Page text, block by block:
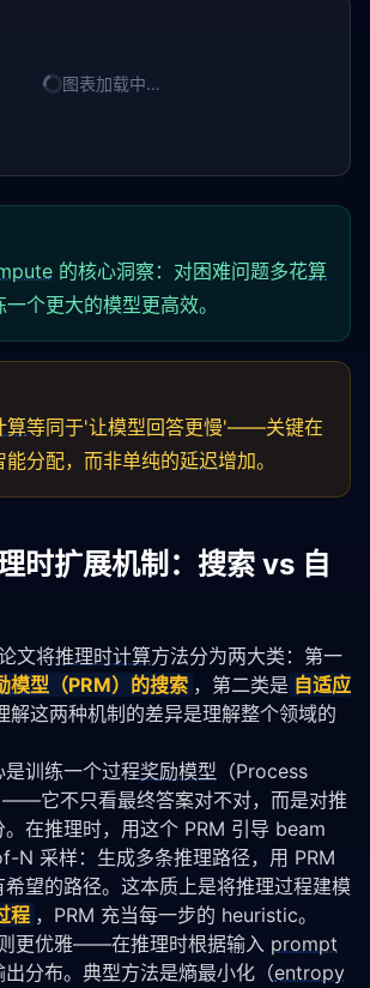
图表加载中…
的核心洞察：对困难问题多花算
个更大的模型更高效。
算等同于'让模型回答更慢'——关键在
分配，而非单纯的延迟增加。
时扩展机制：搜索 vs 自
文将推理时计算方法分为两大类：第一
模型 （PRM）的搜索 ，第二类是 自适应
解这两种机制的差异是理解整个领域的
是训练一个过程奖励模型 （Process
它不只看最终答案对不对，而是对推
在推理时，用这个 PRM 引导 beam
N 采样：生成多条推理路径，用 PRM
望的路径。这本质上是将推理过程建模
程 ，PRM 充当每一步的 heuristic。
更优雅——在推理时根据输入 prompt
分布。典型方法是熵最小化（entropy